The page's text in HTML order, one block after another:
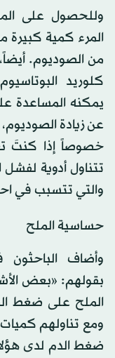
وللحصول على
المرء كمية كبيرة
من الصوديوم.
كلوريد
يمكنه المساعدة
عن زيادة
خصوصاً إذا كنتَ
تتناول أدوية لفشل
والتي تتسبب في
حساسية الملح
وأضاف الباحثون
بقولهم: «بعض
ومع تناولهم
ضغط الدم لدى